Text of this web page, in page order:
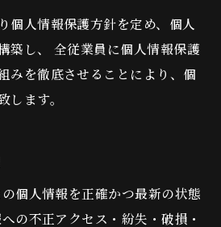
個人情報保護方針を定め、個人
築し、 全従業員に個人情報保護
みを徹底させることにより、個
します。
個人情報を正確かつ最新の状態
の不正アクセス・紛失・破損・